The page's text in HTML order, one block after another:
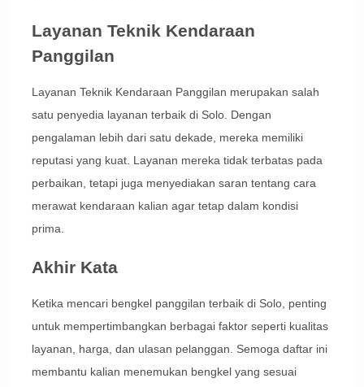
Layanan Teknik Kendaraan
Panggilan
Layanan Teknik Kendaraan Panggilan merupakan salah
satu penyedia layanan terbaik di Solo. Dengan
pengalaman lebih dari satu dekade, mereka memiliki
reputasi yang kuat. Layanan mereka tidak terbatas pada
perbaikan, tetapi juga menyediakan saran tentang cara
merawat kendaraan kalian agar tetap dalam kondisi
prima.
Akhir Kata
Ketika mencari bengkel panggilan terbaik di Solo, penting
untuk mempertimbangkan berbagai faktor seperti kualitas
layanan, harga, dan ulasan pelanggan. Semoga daftar ini
membantu kalian menemukan bengkel yang sesuai